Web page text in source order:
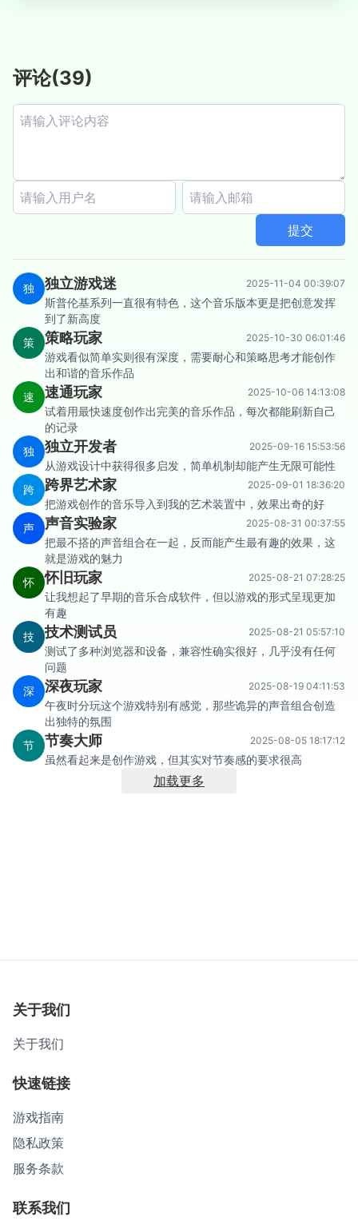
评论(39)
提交
独 独立游戏迷 2025-11-04 00:39:07
斯普伦基系列一直很有特色，这个音乐版本更是把创意发挥
到了新高度
策
策略玩家 2025-10-30 06:01:46
游戏看似简单实则很有深度，需要耐心和策略思考才能创作
出和谐的音乐作品
速
速通玩家 2025-10-06 14:13:08
试着用最快速度创作出完美的音乐作品，每次都能刷新自己
的记录
独
独立开发者 2025-09-16 15:53:56
从游戏设计中获得很多启发，简单机制却能产生无限可能性
跨
跨界艺术家 2025-09-01 18:36:20
把游戏创作的音乐导入到我的艺术装置中，效果出奇的好
声
声音实验家 2025-08-31 00:37:55
把最不搭的声音组合在一起，反而能产生最有趣的效果，这
就是游戏的魅力
怀
怀旧玩家 2025-08-21 07:28:25
让我想起了早期的音乐合成软件，但以游戏的形式呈现更加
有趣
技
技术测试员 2025-08-21 05:57:10
测试了多种浏览器和设备，兼容性确实很好，几乎没有任何
问题
深
深夜玩家 2025-08-19 04:11:53
午夜时分玩这个游戏特别有感觉，那些诡异的声音组合创造
出独特的氛围
节
节奏大师 2025-08-05 18:17:12
虽然看起来是创作游戏，但其实对节奏感的要求很高
加载更多
关于我们
关于我们
快速链接
游戏指南
隐私政策
服务条款
联系我们